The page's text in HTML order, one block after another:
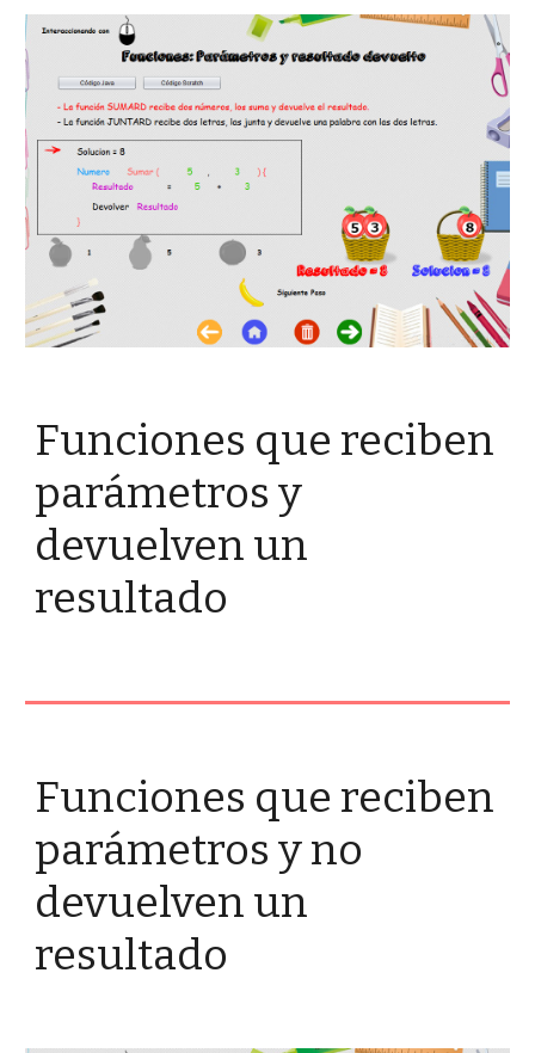
Funciones que reciben
parámetros y
devuelven un
resultado
Funciones que reciben
parámetros y no
devuelven un
resultado